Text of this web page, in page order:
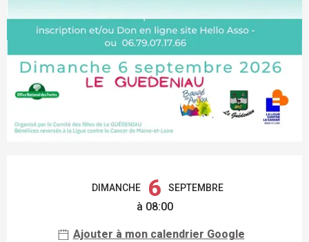
DIMANCHE 6 SEPTEMBRE
à 08:00
Ajouter à mon calendrier Google